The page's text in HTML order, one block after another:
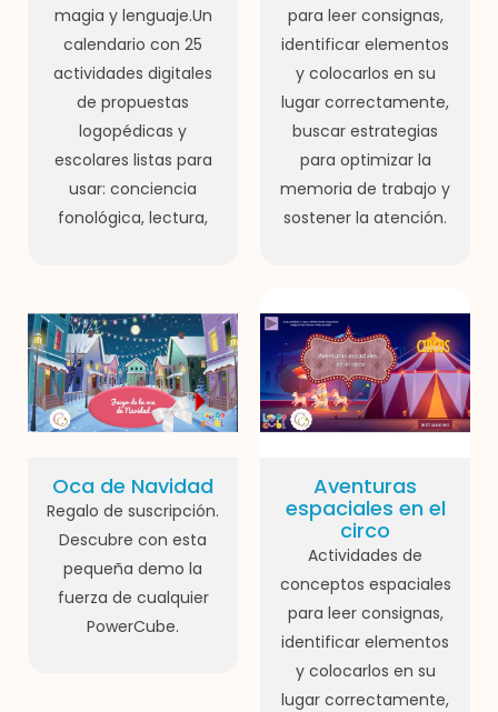
magia y lenguaje.Un
calendario con 25
actividades digitales
de propuestas
logopédicas y
escolares listas para
usar: conciencia
fonológica, lectura,
para leer consignas,
identificar elementos
y colocarlos en su
lugar correctamente,
buscar estrategias
para optimizar la
memoria de trabajo y
sostener la atención.
Oca de Navidad
Regalo de suscripción.
Descubre con esta
pequeña demo la
fuerza de cualquier
PowerCube.
Aventuras
espaciales en el
circo
Actividades de
conceptos espaciales
para leer consignas,
identificar elementos
y colocarlos en su
lugar correctamente,